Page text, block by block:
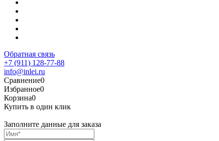
Обратная связь
+7 (911) 128-77-88
info@inlei.ru
Сравнение0
Избранное0
Корзина0
Купить в один клик
Заполните данные для заказа